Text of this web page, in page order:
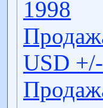
1998
USD